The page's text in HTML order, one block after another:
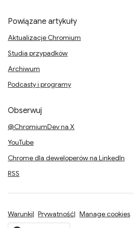
Powiązane artykuły
Aktualizacje Chromium
Studia przypadków
Archiwum
Podcasty i programy
Obserwuj
@ChromiumDev na X
YouTube
Chrome dla deweloperów na LinkedIn
RSS
Warunki Prywatność Manage cookies